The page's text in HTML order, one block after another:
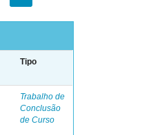
Tipo
Trabalho de
Conclusão
de Curso